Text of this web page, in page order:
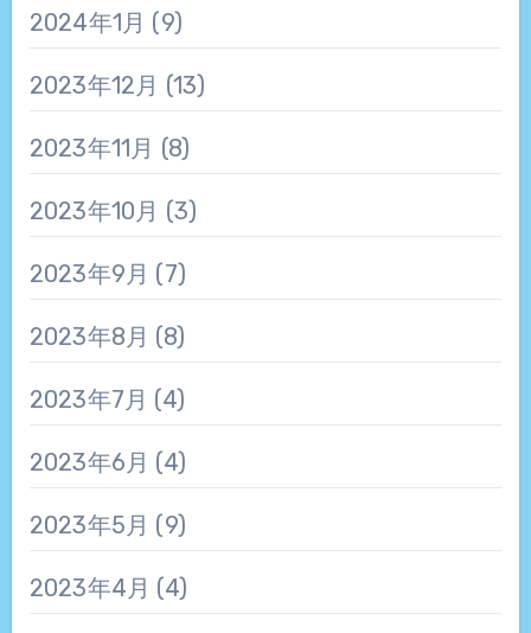
2024年1月 (9)
2023年12月 (13)
2023年11月 (8)
2023年10月 (3)
2023年9月 (7)
2023年8月 (8)
2023年7月 (4)
2023年6月 (4)
2023年5月 (9)
2023年4月 (4)